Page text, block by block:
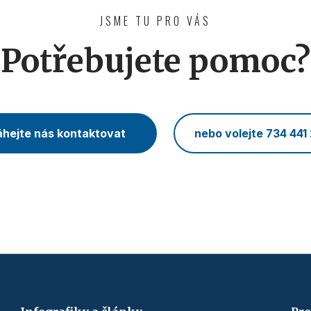
JSME TU PRO VÁS
Potřebujete pomoc?
nás kontaktovat nebo volejte 734 441